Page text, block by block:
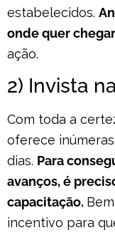
estabelecidos.
onde quer
ação.
2) Invista
Com toda a
oferece
dias. Para
avanços, é
capacitação.
incentivo para